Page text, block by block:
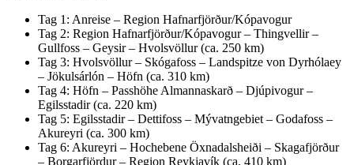
Tag 1: Anreise – Region Hafnarfjörður/Kópavogur
Tag 2: Region Hafnarfjörður/Kópavogur – Thingvellir –
Gullfoss – Geysir – Hvolsvöllur (ca. 250 km)
Tag 3: Hvolsvöllur – Skógafoss – Landspitze von Dyrhólaey
– Jökulsárlón – Höfn (ca. 310 km)
Tag 4: Höfn – Passhöhe Almannaskarð – Djúpivogur –
Egilsstadir (ca. 220 km)
Tag 5: Egilsstadir – Dettifoss – Mývatngebiet – Godafoss –
Akureyri (ca. 300 km)
Tag 6: Akureyri – Hochebene Öxnadalsheiði – Skagafjörður
– Borgarfjördur – Region Reykjavík (ca. 410 km)